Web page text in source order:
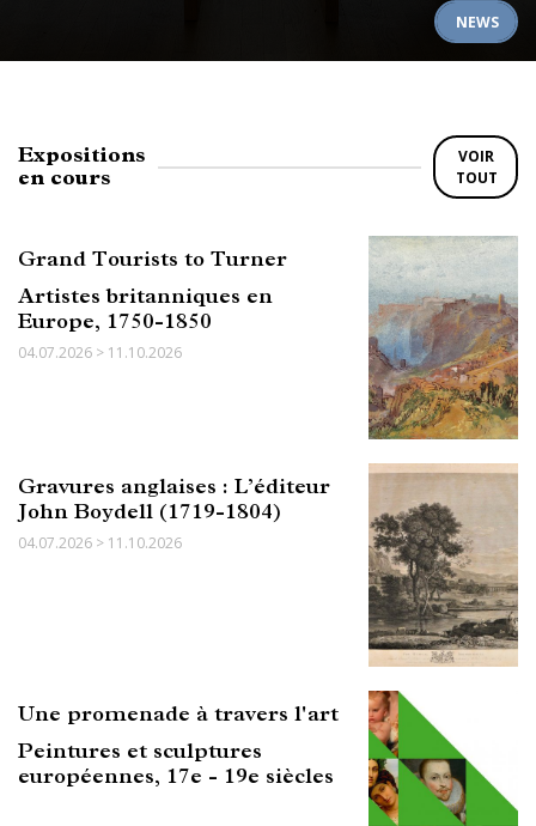
NEWS
Expositions
en cours
VOIR
TOUT
Grand Tourists to Turner
Artistes britanniques en
Europe, 1750-1850
04.07.2026 > 11.10.2026
Gravures anglaises : L’éditeur
John Boydell (1719-1804)
04.07.2026 > 11.10.2026
Une promenade à travers l'art
Peintures et sculptures
européennes, 17e - 19e siècles